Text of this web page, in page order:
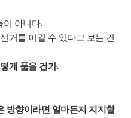
이 아니다.
거를 이길 수 있다고 보는 건
게 품을 건가.
방향이라면 얼마든지 지지할